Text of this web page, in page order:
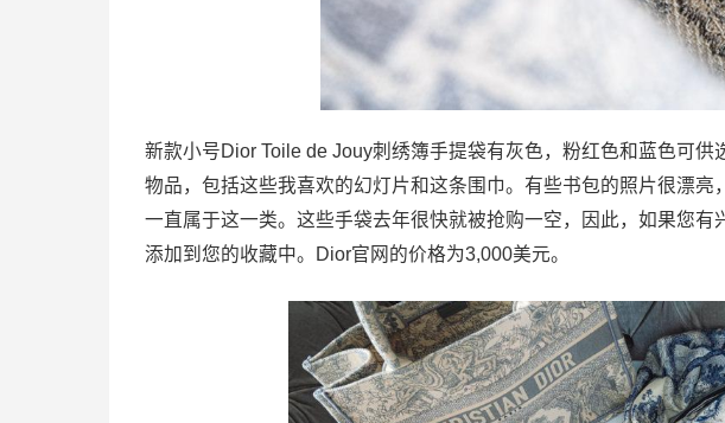
新款小号Dior Toile de Jouy刺绣簿手提袋有灰色，粉红色和蓝色可供
物品，包括这些我喜欢的幻灯片和这条围巾。有些书包的照片很漂亮
一直属于这一类。这些手袋去年很快就被抢购一空，因此，如果您有
添加到您的收藏中。Dior官网的价格为3,000美元。